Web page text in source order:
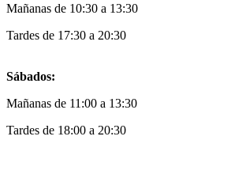
Mañanas de 10:30 a 13:30
Tardes de 17:30 a 20:30
Sábados:
Mañanas de 11:00 a 13:30
Tardes de 18:00 a 20:30